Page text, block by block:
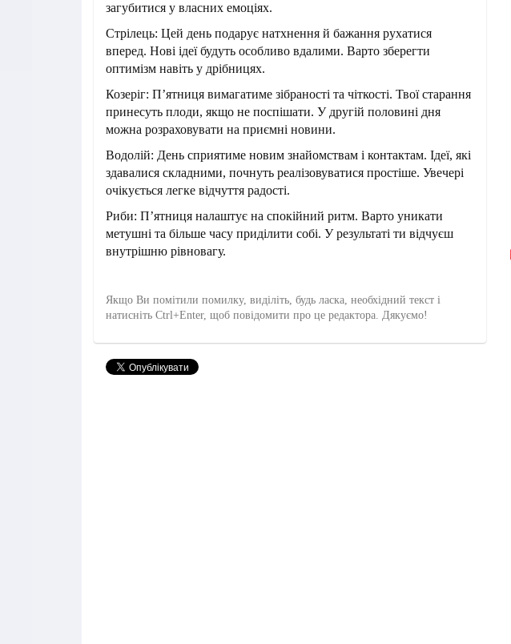
загубитися у власних емоціях.
Стрілець: Цей день подарує натхнення й бажання рухатися
вперед. Нові ідеї будуть особливо вдалими. Варто зберегти
оптимізм навіть у дрібницях.
Козеріг: П’ятниця вимагатиме зібраності та чіткості. Твої старання
принесуть плоди, якщо не поспішати. У другій половині дня
можна розраховувати на приємні новини.
Водолій: День сприятиме новим знайомствам і контактам. Ідеї, які
здавалися складними, почнуть реалізовуватися простіше. Увечері
очікується легке відчуття радості.
Риби: П’ятниця налаштує на спокійний ритм. Варто уникати
метушні та більше часу приділити собі. У результаті ти відчуєш
внутрішню рівновагу.
Якщо Ви помітили помилку, виділіть, будь ласка, необхідний текст і
натисніть Ctrl+Enter, щоб повідомити про це редактора. Дякуємо!